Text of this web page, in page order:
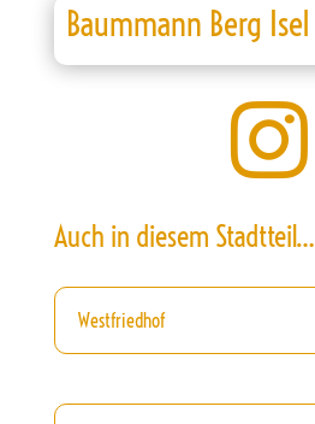
Baummann Berg Isel

Auch in diesem Stadtteil…
Westfriedhof